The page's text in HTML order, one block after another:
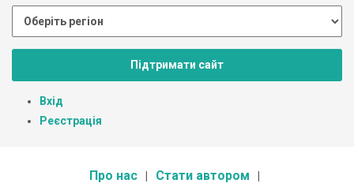
Підтримати сайт
Вхід
Реєстрація
Про нас Стати автором